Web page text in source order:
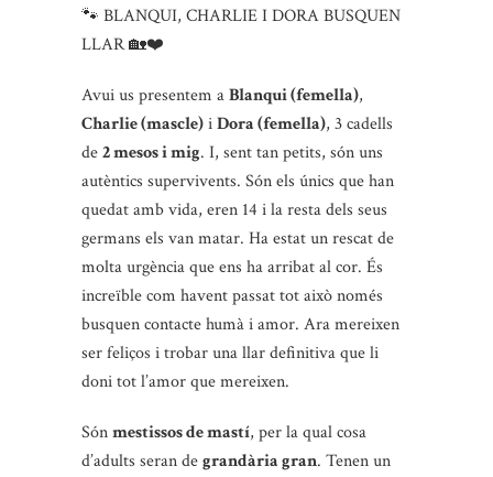
🐾 BLANQUI, CHARLIE I DORA BUSQUEN
LLAR 🏡❤️
Avui us presentem aBlanqui (femella),
Charlie (mascle)iDora (femella), 3 cadells
de2 mesos i mig. I, sent tan petits, són uns
autèntics supervivents. Són els únics que han
quedat amb vida, eren 14 i la resta dels seus
germans els van matar. Ha estat un rescat de
molta urgència que ens ha arribat al cor. És
increïble com havent passat tot això només
busquen contacte humà i amor. Ara mereixen
ser feliços i trobar una llar definitiva que li
doni tot l’amor que mereixen.
Sónmestissos de mastí, per la qual cosa
d’adults seran degrandària gran. Tenen un